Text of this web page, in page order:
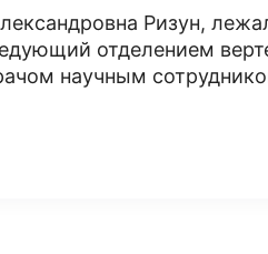
Ризун,
отделением
научным